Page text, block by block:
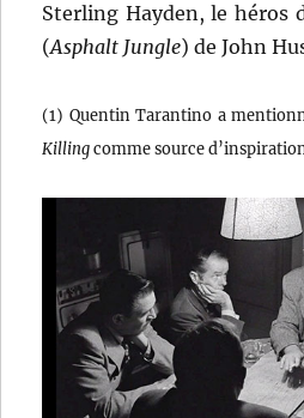
Sterling Hayden, le héros
(Asphalt Jungle) de John
(1) Quentin Tarantino a
Killingcomme source